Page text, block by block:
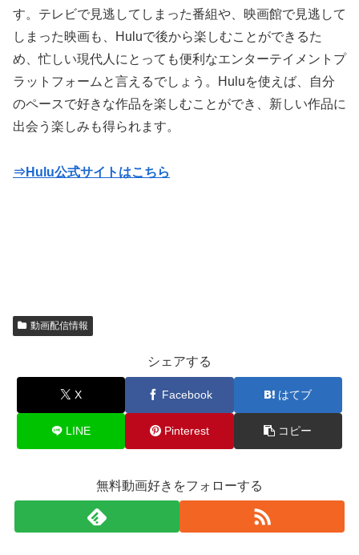
す。テレビで見逃してしまった番組や、映画館で見逃して
しまった映画も、Huluで後から楽しむことができるた
め、忙しい現代人にとっても便利なエンターテイメントプ
ラットフォームと言えるでしょう。Huluを使えば、自分
のペースで好きな作品を楽しむことができ、新しい作品に
出会う楽しみも得られます。
⇒Hulu公式サイトはこちら
動画配信情報
シェアする
X Facebook はてブ
LINE Pinterest コピー
無料動画好きをフォローする